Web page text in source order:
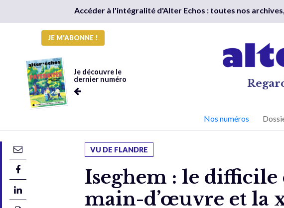
Accéder à l'intégralité d'Alter Echos : toutes nos
JE M'ABONNE !
Je découvre le
dernier numéro
Nos numéros
VU DE FLANDRE
Iseghem : le
main-d’œuvre et la